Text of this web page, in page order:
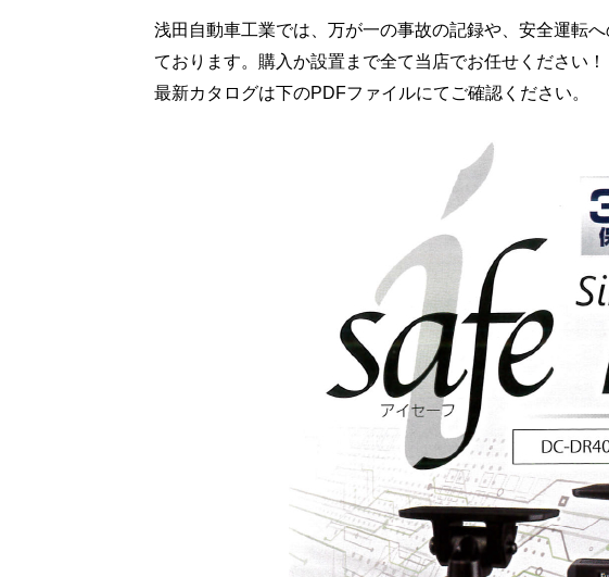
浅田自動車工業では、万が一の事故の記録や、安全運転
ております。購入か設置まで全て当店でお任せください！
最新カタログは下のPDFファイルにてご確認ください。